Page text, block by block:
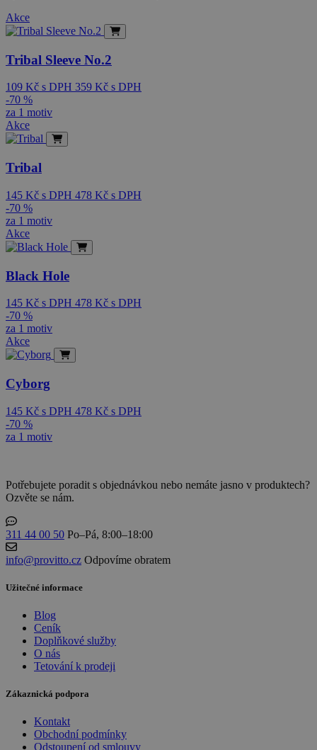
Akce
Tribal Sleeve No.2
109 Kč s DPH 359 Kč s DPH
-70 %
za 1 motiv
Akce
Tribal
145 Kč s DPH 478 Kč s DPH
-70 %
za 1 motiv
Akce
Black Hole
145 Kč s DPH 478 Kč s DPH
-70 %
za 1 motiv
Akce
Cyborg
145 Kč s DPH 478 Kč s DPH
-70 %
za 1 motiv
Potřebujete poradit s objednávkou nebo nemáte jasno v produktech?
Ozvěte se nám.
311 44 00 50 Po–Pá, 8:00–18:00
info@provitto.cz Odpovíme obratem
Užitečné informace
Blog
Ceník
Doplňkové služby
O nás
Tetování k prodeji
Zákaznická podpora
Kontakt
Obchodní podmínky
Odstoupení od smlouvy